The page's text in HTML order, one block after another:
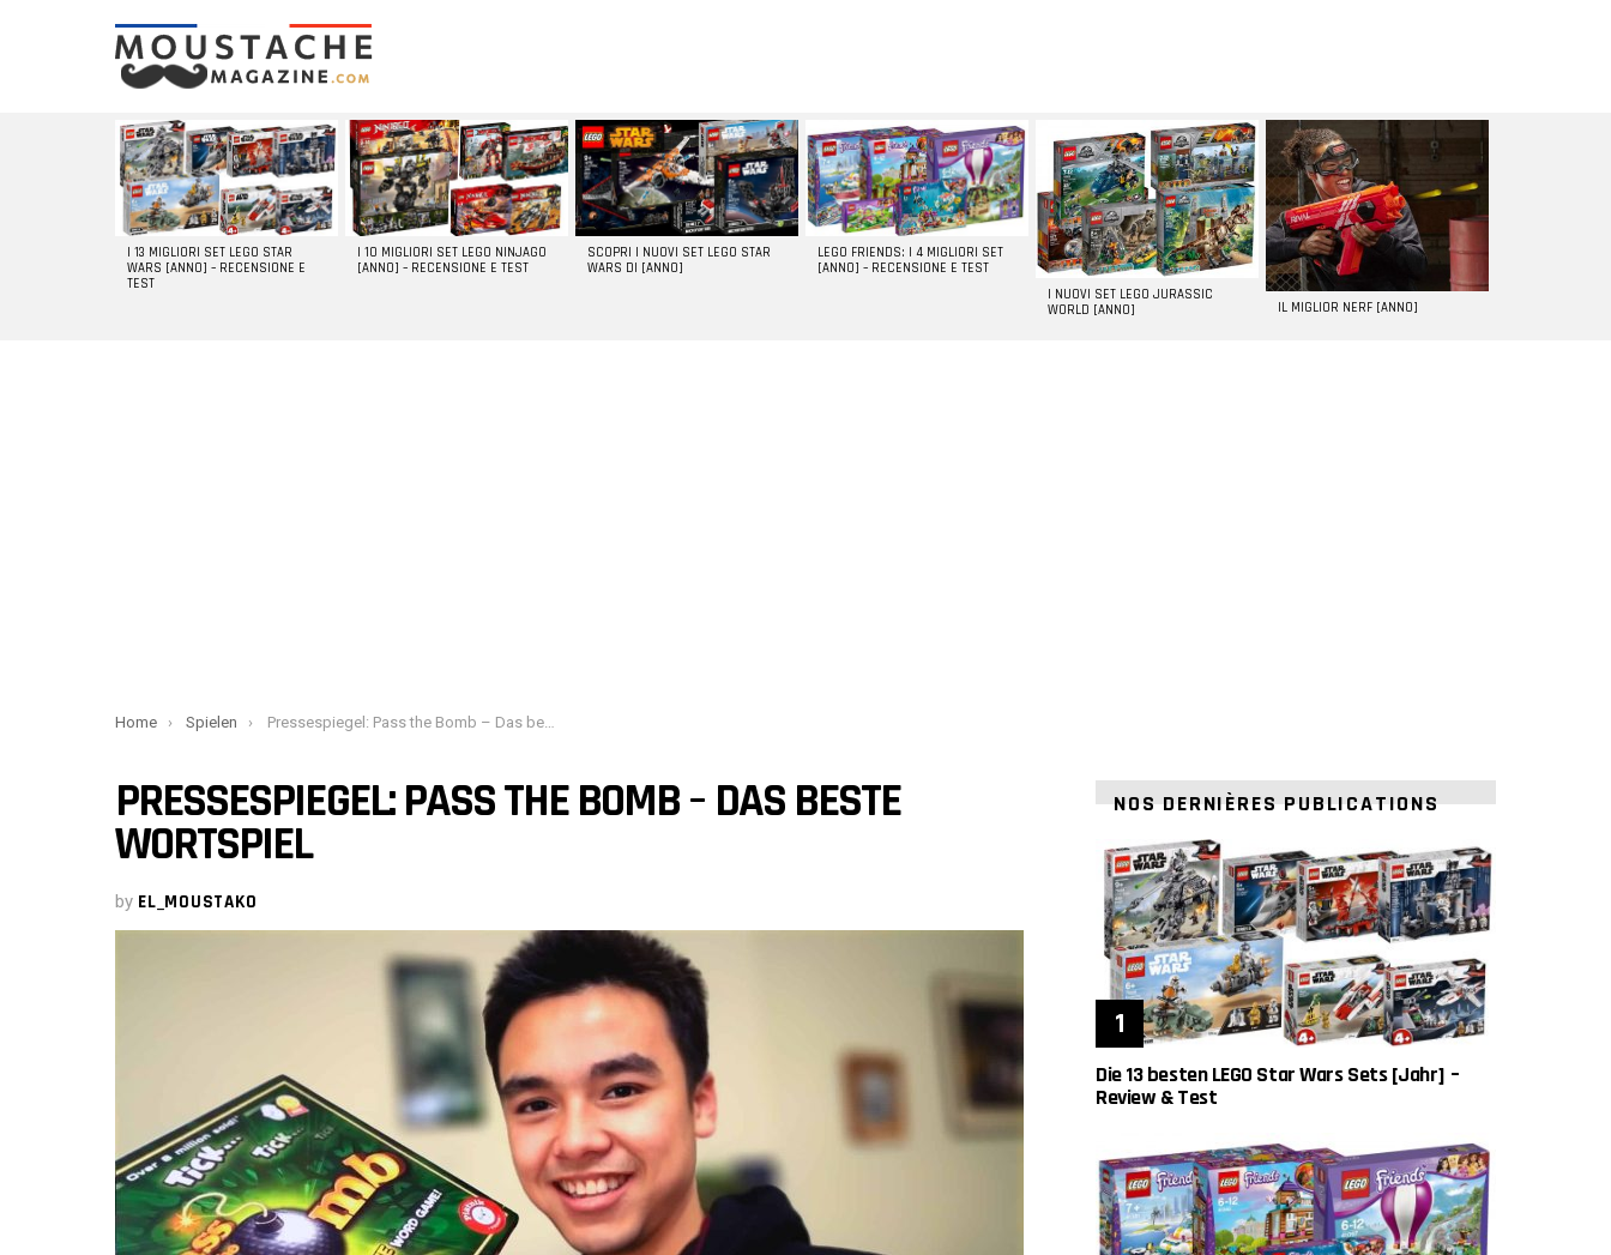
LATEST
STORIES
I 13 MIGLIORI SET LEGO STAR
WARS [ANNO] – RECENSIONE E
TEST
I 10 MIGLIORI SET LEGO NINJAGO
[ANNO] – RECENSIONE E TEST
SCOPRI I NUOVI SET LEGO STAR
WARS DI [ANNO]
LEGO FRIENDS: I 4 MIGLIORI SET
[ANNO] – RECENSIONE E TEST
I NUOVI SET LEGO JURASSIC
WORLD [ANNO]
IL MIGLIOR NERF [ANNO]
You are here:
Home Spielen Pressespiegel: Pass the Bomb – Das beste Wortspiel
PRESSESPIEGEL: PASS THE BOMB – DAS BESTE
WORTSPIEL
by EL_MOUSTAKO
NOS DERNIÈRES PUBLICATIONS
Die 13 besten LEGO Star Wars Sets [Jahr] –
Review & Test